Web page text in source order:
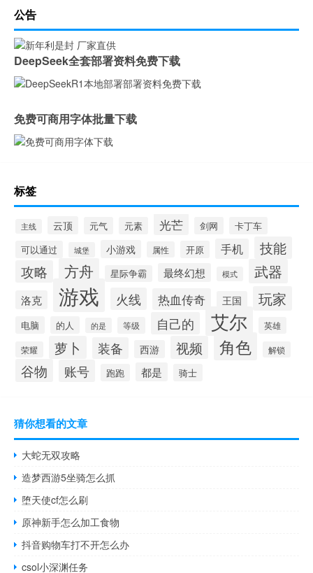
公告
DeepSeek全套部署资料免费下载
免费可商用字体批量下载
标签
主线 云顶 元气 元素 光芒 剑网
卡丁车
可以通过
城堡 小游戏 属性 开原 手机
技能
攻略
方舟 星际争霸 最终幻想 模式 武器
洛克 游戏 火线 热血传奇 王国 玩家
电脑 的人 的是 等级 自己的 艾尔 英雄
荣耀 萝卜 装备 西游 视频 角色 解锁
谷物 账号 跑跑 都是 骑士
猜你想看的文章
大蛇无双攻略
造梦西游5坐骑怎么抓
堕天使cf怎么刷
原神新手怎么加工食物
抖音购物车打不开怎么办
csol小深渊任务